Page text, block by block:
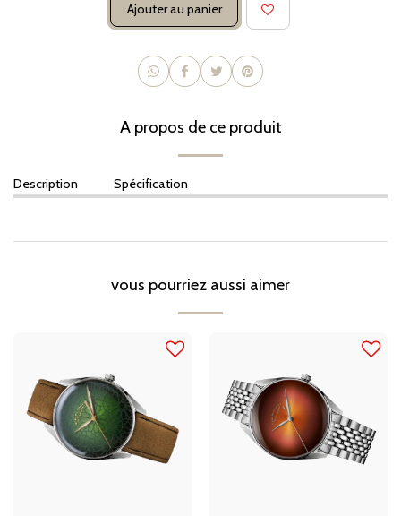
Ajouter au panier
A propos de ce produit
Description Spécification
vous pourriez aussi aimer